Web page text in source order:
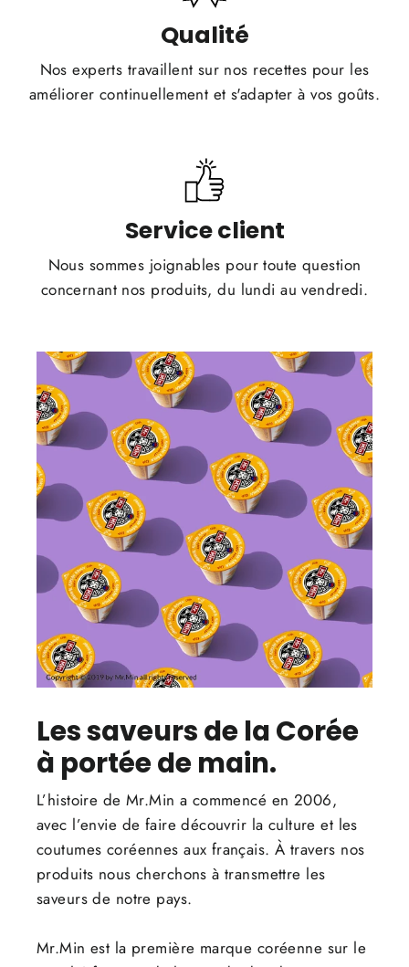
Qualité
Nos experts travaillent sur nos recettes pour les
améliorer continuellement et s'adapter à vos goûts.
Service client
Nous sommes joignables pour toute question
concernant nos produits, du lundi au vendredi.
Les saveurs de la Corée
à portée de main.
L’histoire de Mr.Min a commencé en 2006,
avec l’envie de faire découvrir la culture et les
coutumes coréennes aux français. À travers nos
produits nous cherchons à transmettre les
saveurs de notre pays.
Mr.Min est la première marque coréenne sur le